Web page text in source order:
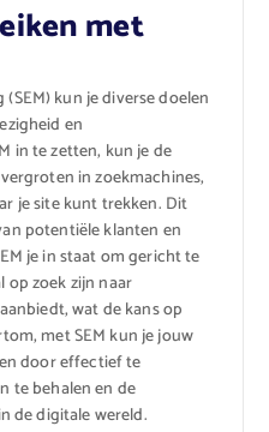
met
kun je diverse doelen
en
in te zetten, kun je de
in zoekmachines,
je site kunt trekken. Dit
potentiële klanten en
je in staat om gericht te
op zoek zijn naar
wat de kans op
met SEM kun je jouw
door effectief te
te behalen en de
de digitale wereld.